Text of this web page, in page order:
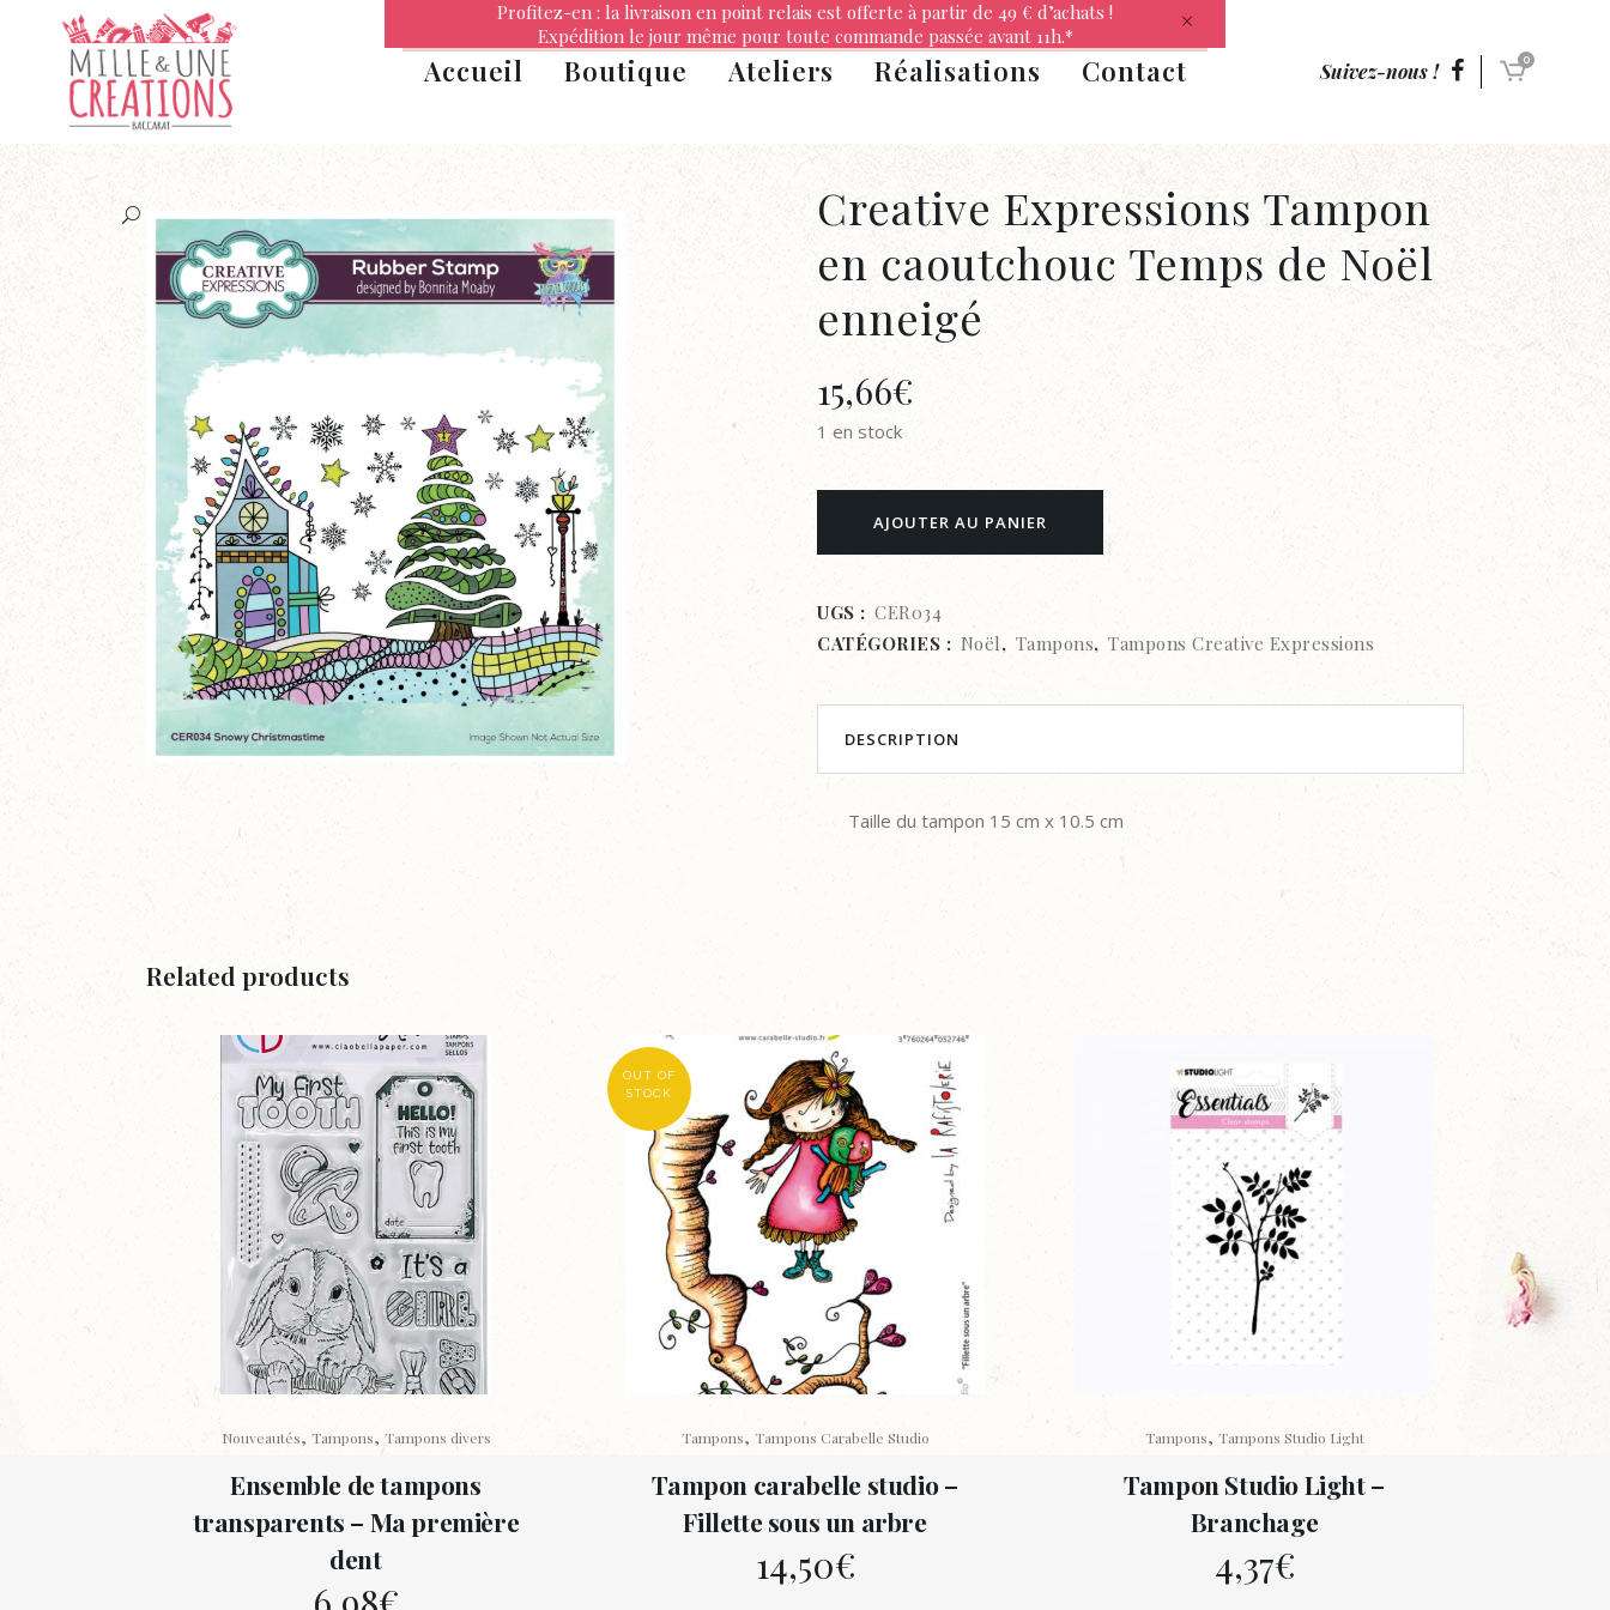
Suivez-nous ! 0
Accueil Boutique Ateliers Réalisations Contact
Creative Expressions Tampon
en caoutchouc Temps de Noël
enneigé
15,66€
1 en stock
Creative
Tampon
en
Temps
Noël
AJOUTER AU PANIER
UGS : CER034
CATÉGORIES : Noël, Tampons, Tampons Creative Expressions
DESCRIPTION
Taille du tampon 15 cm x 10.5 cm
Related products
Nouveautés, Tampons, Tampons divers
Ensemble de tampons
transparents – Ma première
dent
OUT OF
STOCK
Tampons, Tampons Carabelle Studio
Tampon carabelle studio –
Fillette sous un arbre
14,50€
Tampons, Tampons Studio Light
Tampon Studio Light –
Branchage
4,37€
Profitez-en : la livraison en point relais est offerte à partir de 49 € d’achats !
Expédition le jour même pour toute commande passée avant 11h.*